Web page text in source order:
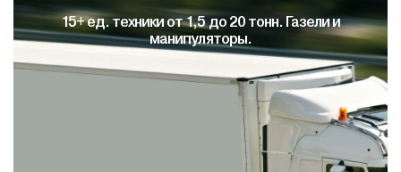
15+ ед. техники от 1,5 до 20 тонн. Газели и
манипуляторы.